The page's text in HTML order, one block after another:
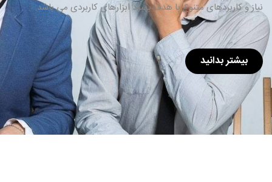
نیاز و کاربردهای متنوع با هدف بهبود ابزارهای کاربردی می باشد.
بیشتر بدانید